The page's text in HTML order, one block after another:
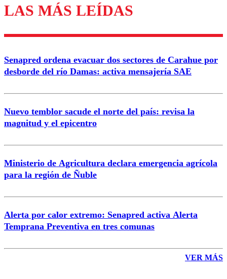
Los comentarios son moderados para garantizar un
diálogo respetuoso.
Correo
LAS MÁS LEÍDAS
Senapred ordena evacuar dos sectores de Carahue por
desborde del río Damas: activa mensajería SAE
Nuevo temblor sacude el norte del país: revisa la
magnitud y el epicentro
Ministerio de Agricultura declara emergencia agrícola
para la región de Ñuble
Alerta por calor extremo: Senapred activa Alerta
Temprana Preventiva en tres comunas
VER MÁS